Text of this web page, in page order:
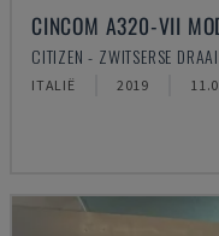
CINCOM A320-VII
CITIZEN - ZWITSERSE
ITALIË 2019